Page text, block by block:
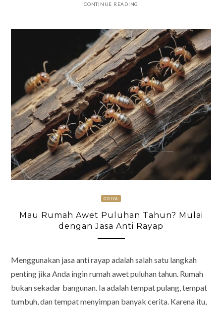
CONTINUE READING
GRIYA
Mau Rumah Awet Puluhan Tahun? Mulai
dengan Jasa Anti Rayap
Menggunakan jasa anti rayap adalah salah satu langkah
penting jika Anda ingin rumah awet puluhan tahun. Rumah
bukan sekadar bangunan. Ia adalah tempat pulang, tempat
tumbuh, dan tempat menyimpan banyak cerita. Karena itu,